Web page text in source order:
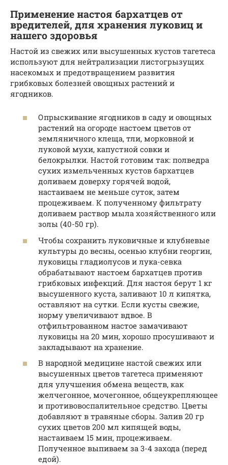
Применение настоя бархатцев от
вредителей, для хранения луковиц и
нашего здоровья
Настой из свежих или высушенных кустов тагетеса
используют для нейтрализации листогрызущих
насекомых и предотвращением развития
грибковых болезней овощных растений и
ягодников.
Опрыскивание ягодников в саду и овощных
растений на огороде настоем цветов от
земляничного клеща, тли, морковной и
луковой мухи, капустной совки и
белокрылки. Настой готовим так: полведра
сухих измельченных кустов бархатцев
доливаем доверху горячей водой,
настаиваем не меньше суток, затем
процеживаем. К полученному фильтрату
доливаем раствор мыла хозяйственного или
золы (40-50 гр).
Чтобы сохранить луковичные и клубневые
культуры до весны, осенью клубни георгин,
луковицы гладиолусов и лука-севка
обрабатывают настоем бархатцев против
грибковых инфекций. Для настоя берут 1 кг
высушенного куста, заливают 10 л кипятка,
оставляют на сутки. Если кусты свежие,
норму увеличивают вдвое. В
отфильтрованном настое замачивают
луковицы на 20 мин, хорошо просушивают и
закладывают на хранение.
В народной медицине настой свежих или
высушенных цветов тагетеса применяют
для улучшения обмена веществ, как
желчегонное, мочегонное, общеукрепляющее
и противовоспалительное средство. Цветы
добавляют в травяные сборы. Залив 20 гр
сухих цветов 200 мл кипящей воды,
настаиваем 15 мин, процеживаем.
Полученное выпиваем за 3-4 захода (перед
едой).